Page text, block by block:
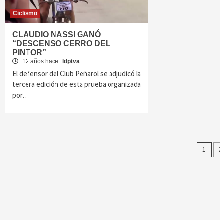
Ciclismo
CLAUDIO NASSI GANÓ
“DESCENSO CERRO DEL
PINTOR”
12 años hace ldptva
El defensor del Club Peñarol se adjudicó la
tercera edición de esta prueba organizada
por…
1